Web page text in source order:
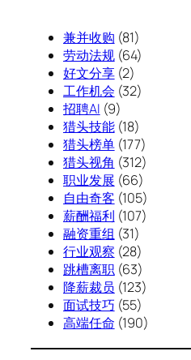
兼并收购 (81)
劳动法规(64)
好文分享(2)
工作机会 (32)
招聘AI (9)
猎头技能(18)
猎头榜单(177)
猎头视角 (312)
职业发展 (66)
自由奇客 (105)
薪酬福利 (107)
融资重组 (31)
行业观察 (28)
跳槽离职(63)
降薪裁员 (123)
面试技巧 (55)
高端任命 (190)